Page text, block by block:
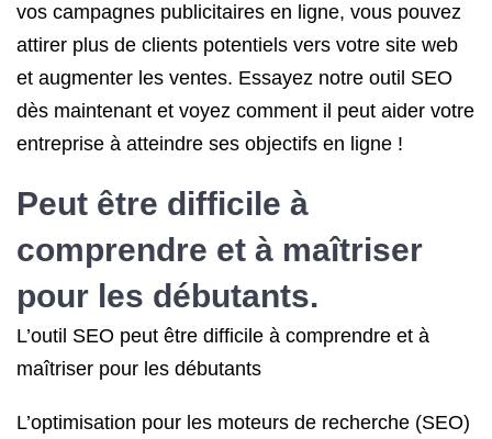
vos campagnes publicitaires en ligne, vous pouvez
attirer plus de clients potentiels vers votre site web
et augmenter les ventes. Essayez notre outil SEO
dès maintenant et voyez comment il peut aider votre
entreprise à atteindre ses objectifs en ligne !
Peut être difficile à
comprendre et à maîtriser
pour les débutants.
L’outil SEO peut être difficile à comprendre et à
maîtriser pour les débutants
L’optimisation pour les moteurs de recherche (SEO)